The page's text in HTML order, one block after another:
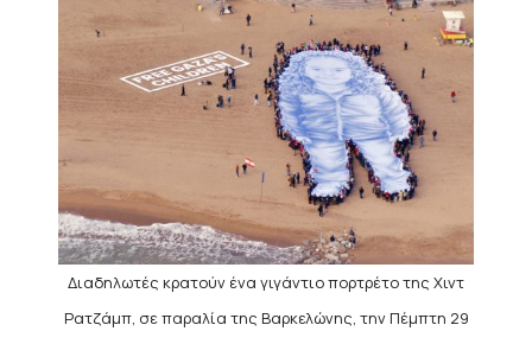
Διαδηλωτές κρατούν ένα γιγάντιο πορτρέτο της Χιντ
Ρατζάμπ, σε παραλία της Βαρκελώνης, την Πέμπτη 29